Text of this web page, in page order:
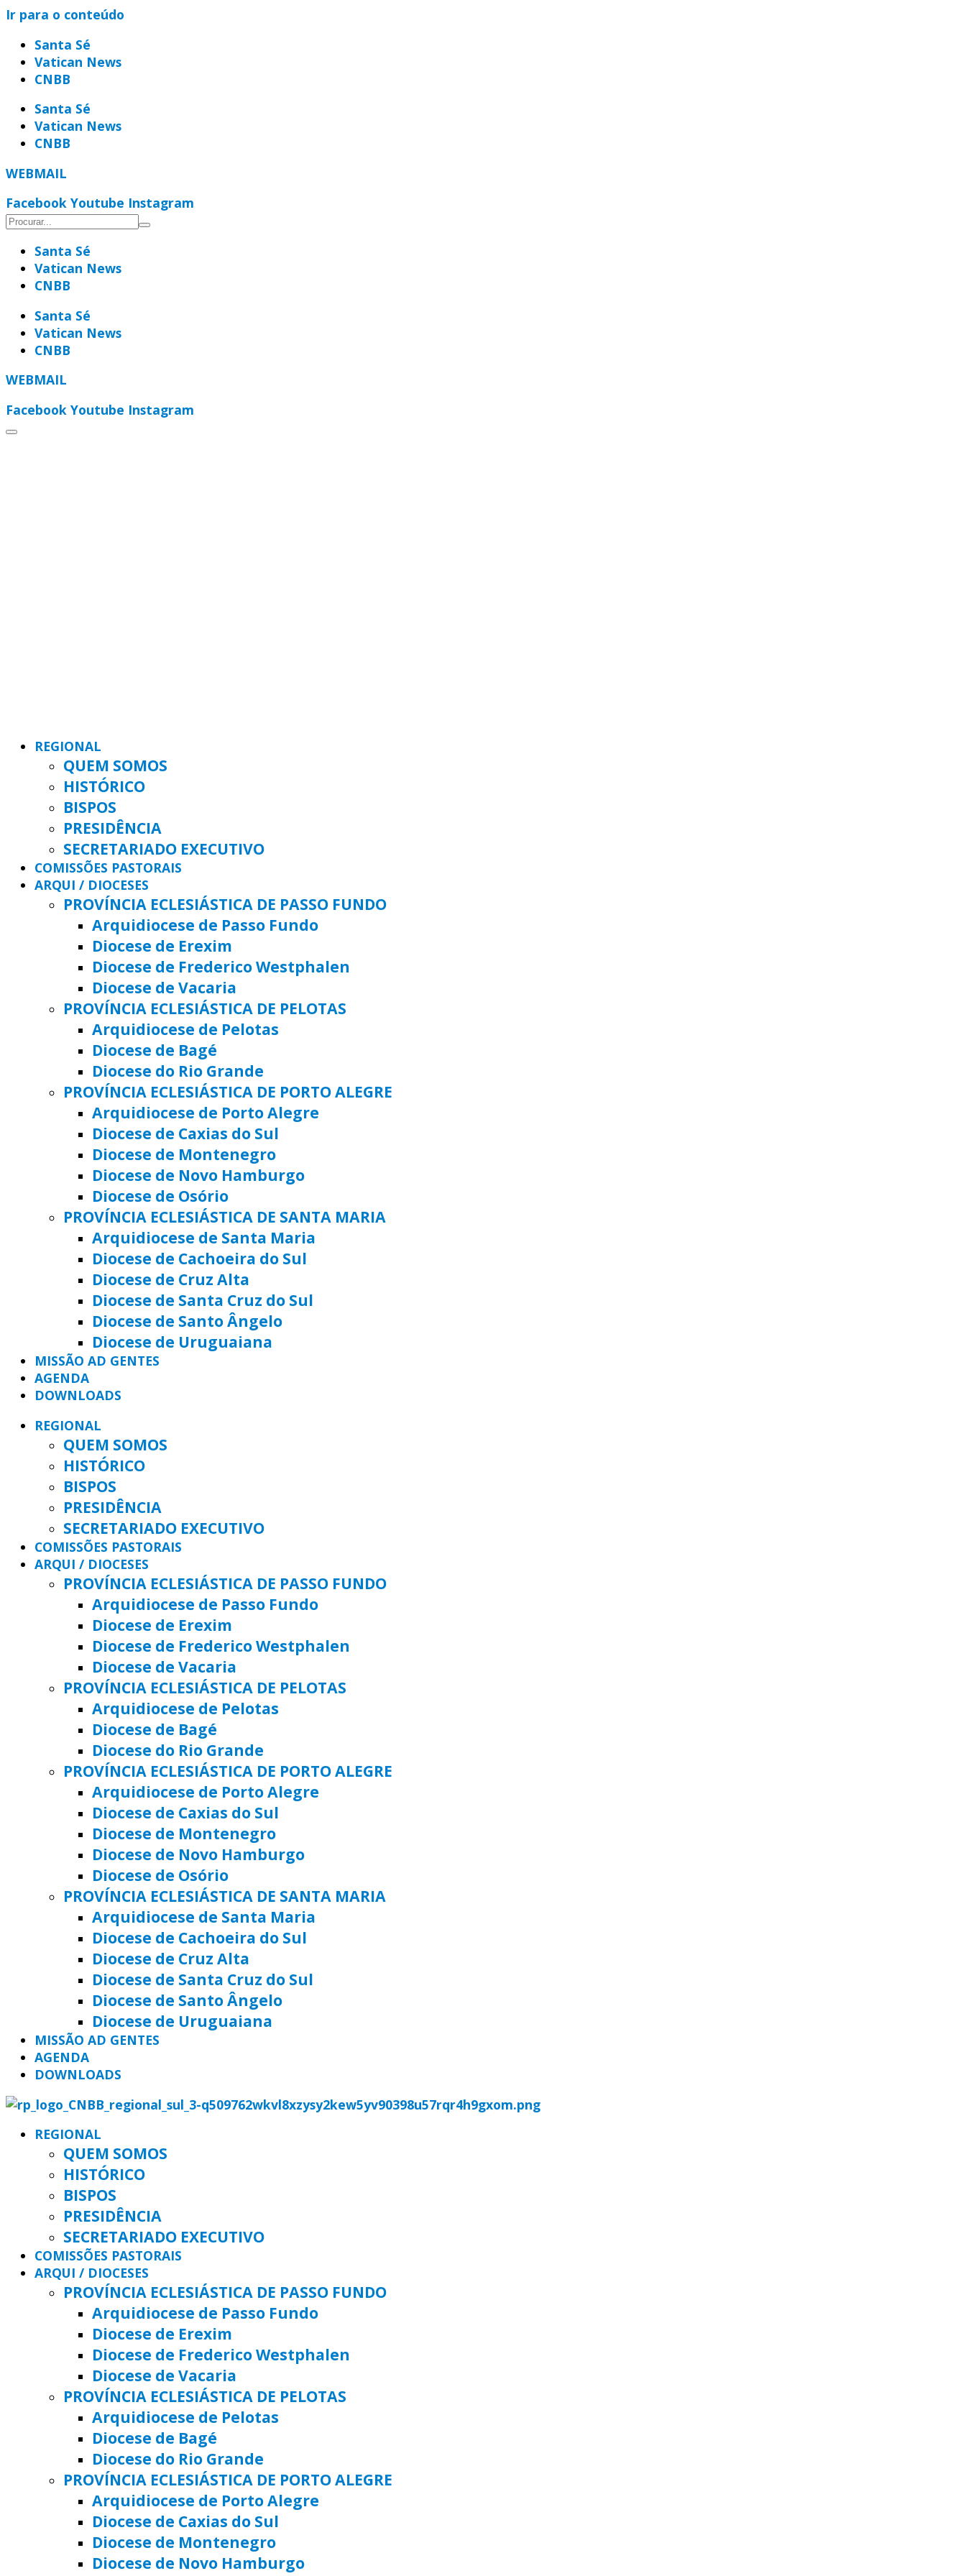
Ir para o conteúdo
Santa Sé
Vatican News
CNBB
Santa Sé
Vatican News
CNBB
WEBMAIL
Facebook Youtube Instagram
Santa Sé
Vatican News
CNBB
Santa Sé
Vatican News
CNBB
WEBMAIL
Facebook Youtube Instagram
REGIONAL
QUEM SOMOS
HISTÓRICO
BISPOS
PRESIDÊNCIA
SECRETARIADO EXECUTIVO
COMISSÕES PASTORAIS
ARQUI / DIOCESES
PROVÍNCIA ECLESIÁSTICA DE PASSO FUNDO
Arquidiocese de Passo Fundo
Diocese de Erexim
Diocese de Frederico Westphalen
Diocese de Vacaria
PROVÍNCIA ECLESIÁSTICA DE PELOTAS
Arquidiocese de Pelotas
Diocese de Bagé
Diocese do Rio Grande
PROVÍNCIA ECLESIÁSTICA DE PORTO ALEGRE
Arquidiocese de Porto Alegre
Diocese de Caxias do Sul
Diocese de Montenegro
Diocese de Novo Hamburgo
Diocese de Osório
PROVÍNCIA ECLESIÁSTICA DE SANTA MARIA
Arquidiocese de Santa Maria
Diocese de Cachoeira do Sul
Diocese de Cruz Alta
Diocese de Santa Cruz do Sul
Diocese de Santo Ângelo
Diocese de Uruguaiana
MISSÃO AD GENTES
AGENDA
DOWNLOADS
REGIONAL
QUEM SOMOS
HISTÓRICO
BISPOS
PRESIDÊNCIA
SECRETARIADO EXECUTIVO
COMISSÕES PASTORAIS
ARQUI / DIOCESES
PROVÍNCIA ECLESIÁSTICA DE PASSO FUNDO
Arquidiocese de Passo Fundo
Diocese de Erexim
Diocese de Frederico Westphalen
Diocese de Vacaria
PROVÍNCIA ECLESIÁSTICA DE PELOTAS
Arquidiocese de Pelotas
Diocese de Bagé
Diocese do Rio Grande
PROVÍNCIA ECLESIÁSTICA DE PORTO ALEGRE
Arquidiocese de Porto Alegre
Diocese de Caxias do Sul
Diocese de Montenegro
Diocese de Novo Hamburgo
Diocese de Osório
PROVÍNCIA ECLESIÁSTICA DE SANTA MARIA
Arquidiocese de Santa Maria
Diocese de Cachoeira do Sul
Diocese de Cruz Alta
Diocese de Santa Cruz do Sul
Diocese de Santo Ângelo
Diocese de Uruguaiana
MISSÃO AD GENTES
AGENDA
DOWNLOADS
REGIONAL
QUEM SOMOS
HISTÓRICO
BISPOS
PRESIDÊNCIA
SECRETARIADO EXECUTIVO
COMISSÕES PASTORAIS
ARQUI / DIOCESES
PROVÍNCIA ECLESIÁSTICA DE PASSO FUNDO
Arquidiocese de Passo Fundo
Diocese de Erexim
Diocese de Frederico Westphalen
Diocese de Vacaria
PROVÍNCIA ECLESIÁSTICA DE PELOTAS
Arquidiocese de Pelotas
Diocese de Bagé
Diocese do Rio Grande
PROVÍNCIA ECLESIÁSTICA DE PORTO ALEGRE
Arquidiocese de Porto Alegre
Diocese de Caxias do Sul
Diocese de Montenegro
Diocese de Novo Hamburgo